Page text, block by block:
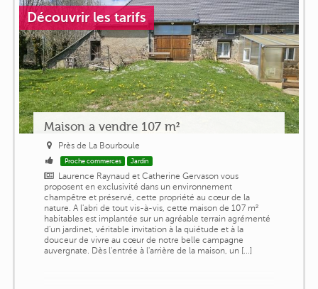
Découvrir les tarifs
Maison a vendre 107 m²
Près de La Bourboule
Proche commerces Jardin
Laurence Raynaud et Catherine Gervason vous
proposent en exclusivité dans un environnement
champêtre et préservé, cette propriété au cœur de la
nature. A l'abri de tout vis-à-vis, cette maison de 107 m²
habitables est implantée sur un agréable terrain agrémenté
d'un jardinet, véritable invitation à la quiétude et à la
douceur de vivre au cœur de notre belle campagne
auvergnate. Dès l'entrée à l'arrière de la maison, un [...]